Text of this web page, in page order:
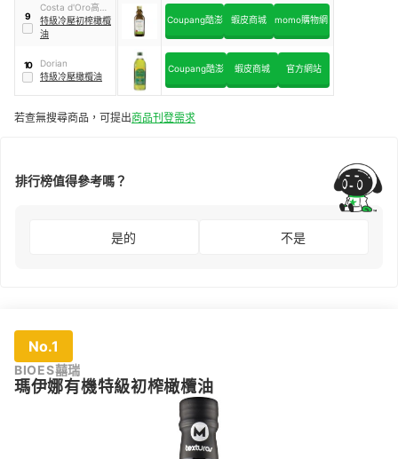
9
Costa d'Oro高士
達
特級冷壓初榨橄欖
油
Coupang酷澎 蝦皮商城 momo購物網
10
Dorian
特級冷壓橄欖油
Coupang酷澎 蝦皮商城 官方網站
若查無搜尋商品，可提出商品刊登需求
排行榜值得參考嗎？
是的 不是
No.1
BIOES囍瑞
瑪伊娜有機特級初榨橄欖油